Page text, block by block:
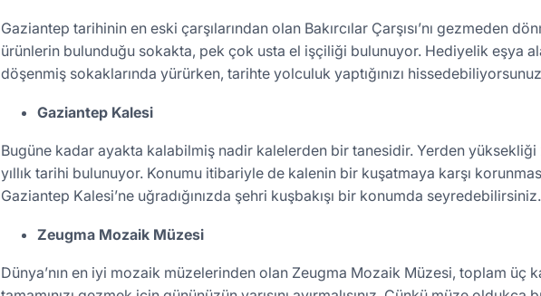
Gaziantep tarihinin en eski çarşılarından olan Bakırcılar Çarşısı’nı gezmeden
ürünlerin bulunduğu sokakta, pek çok usta el işçiliği bulunuyor. Hediyelik eşya
döşenmiş sokaklarında yürürken, tarihte yolculuk yaptığınızı
Gaziantep Kalesi
Bugüne kadar ayakta kalabilmiş nadir kalelerden bir tanesidir. Yerden
yıllık tarihi bulunuyor. Konumu itibariyle de kalenin bir kuşatmaya karşı
Gaziantep Kalesi’ne uğradığınızda şehri kuşbakışı bir konumda seyredebilirsiniz.
Zeugma Mozaik Müzesi
Dünya’nın en iyi mozaik müzelerinden olan Zeugma Mozaik Müzesi, toplam üç